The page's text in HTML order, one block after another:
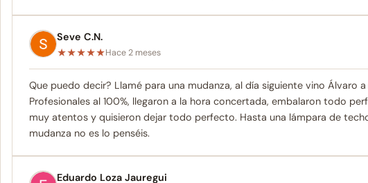
Seve C.N.
★★★★★Hace 2 meses
Que puedo decir? Llamé para una mudanza, al día siguiente vino Álvaro
Profesionales al 100%, llegaron a la hora concertada, embalaron todo
muy atentos y quisieron dejar todo perfecto. Hasta una lámpara de
mudanza no es lo penséis.
Eduardo Loza Jauregui